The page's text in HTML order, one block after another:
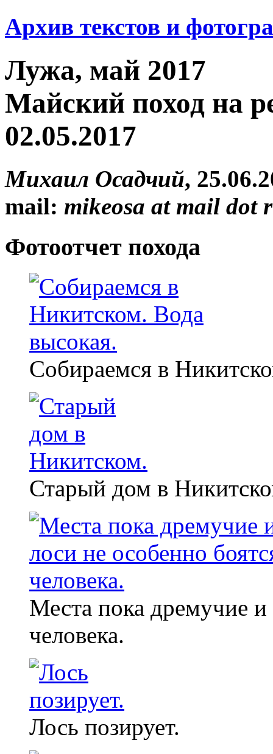
Архив текстов и
Лужа, май 2017
Майский поход на
02.05.2017
Михаил Осадчий,
mail: mikeosa at mail dot
Фотоотчет похода
Собираемся в
Старый дом в
Места пока дремучие и
человека.
Лось позирует.